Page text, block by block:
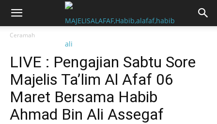
Ceramah
LIVE : Pengajian Sabtu Sore
Majelis Ta’lim Al Afaf 06
Maret Bersama Habib
Ahmad Bin Ali Assegaf